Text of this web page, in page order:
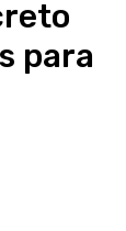
para